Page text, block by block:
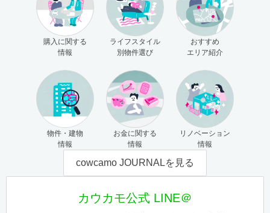
購入に関する
情報
ライフスタイル
別物件選び
おすすめ
エリア紹介
物件・建物
情報
お金に関する
情報
リノベーション
情報
cowcamo JOURNALを見る
カウカモ公式 LINE＠